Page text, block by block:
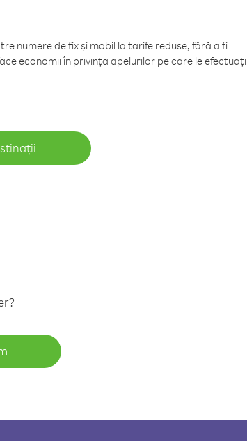
numere de fix și mobil la tarife reduse, fără a fi
economii în privința apelurilor pe care le efectuați